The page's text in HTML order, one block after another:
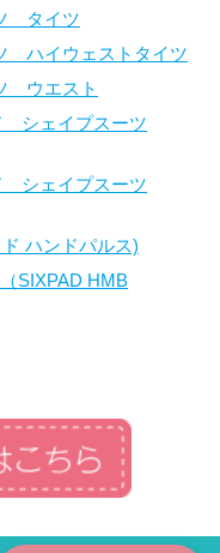
タイツ
ハイウェストタイツ
ウエスト
シェイプスーツ
シェイプスーツ
ハンドパルス)
SIXPAD HMB